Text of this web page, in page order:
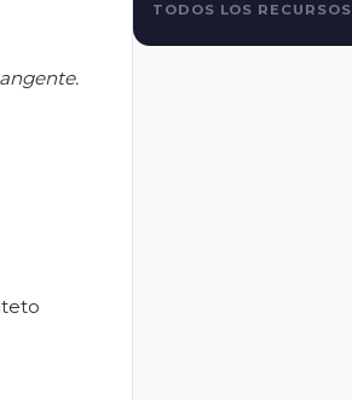
TODOS LOS RECURSOS